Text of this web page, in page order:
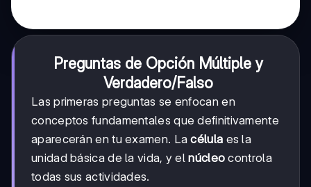
Preguntas de Opción Múltiple y
Verdadero/Falso
Las primeras preguntas se enfocan en
conceptos fundamentales que definitivamente
aparecerán en tu examen. Lacélula es la
unidad básica de la vida, y elnúcleo controla
todas sus actividades.